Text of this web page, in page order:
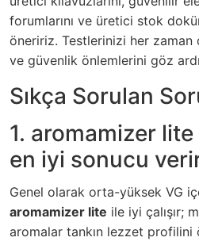
forumlarını ve üretici stok
öneririz. Testlerinizi her zaman
ve güvenlik önlemlerini göz
Sıkça Sorulan
1. aromamizer
en iyi sonucu
Genel olarak orta-yüksek VG
aromamizer lite ile iyi çalışır;
aromalar tankın lezzet profilini